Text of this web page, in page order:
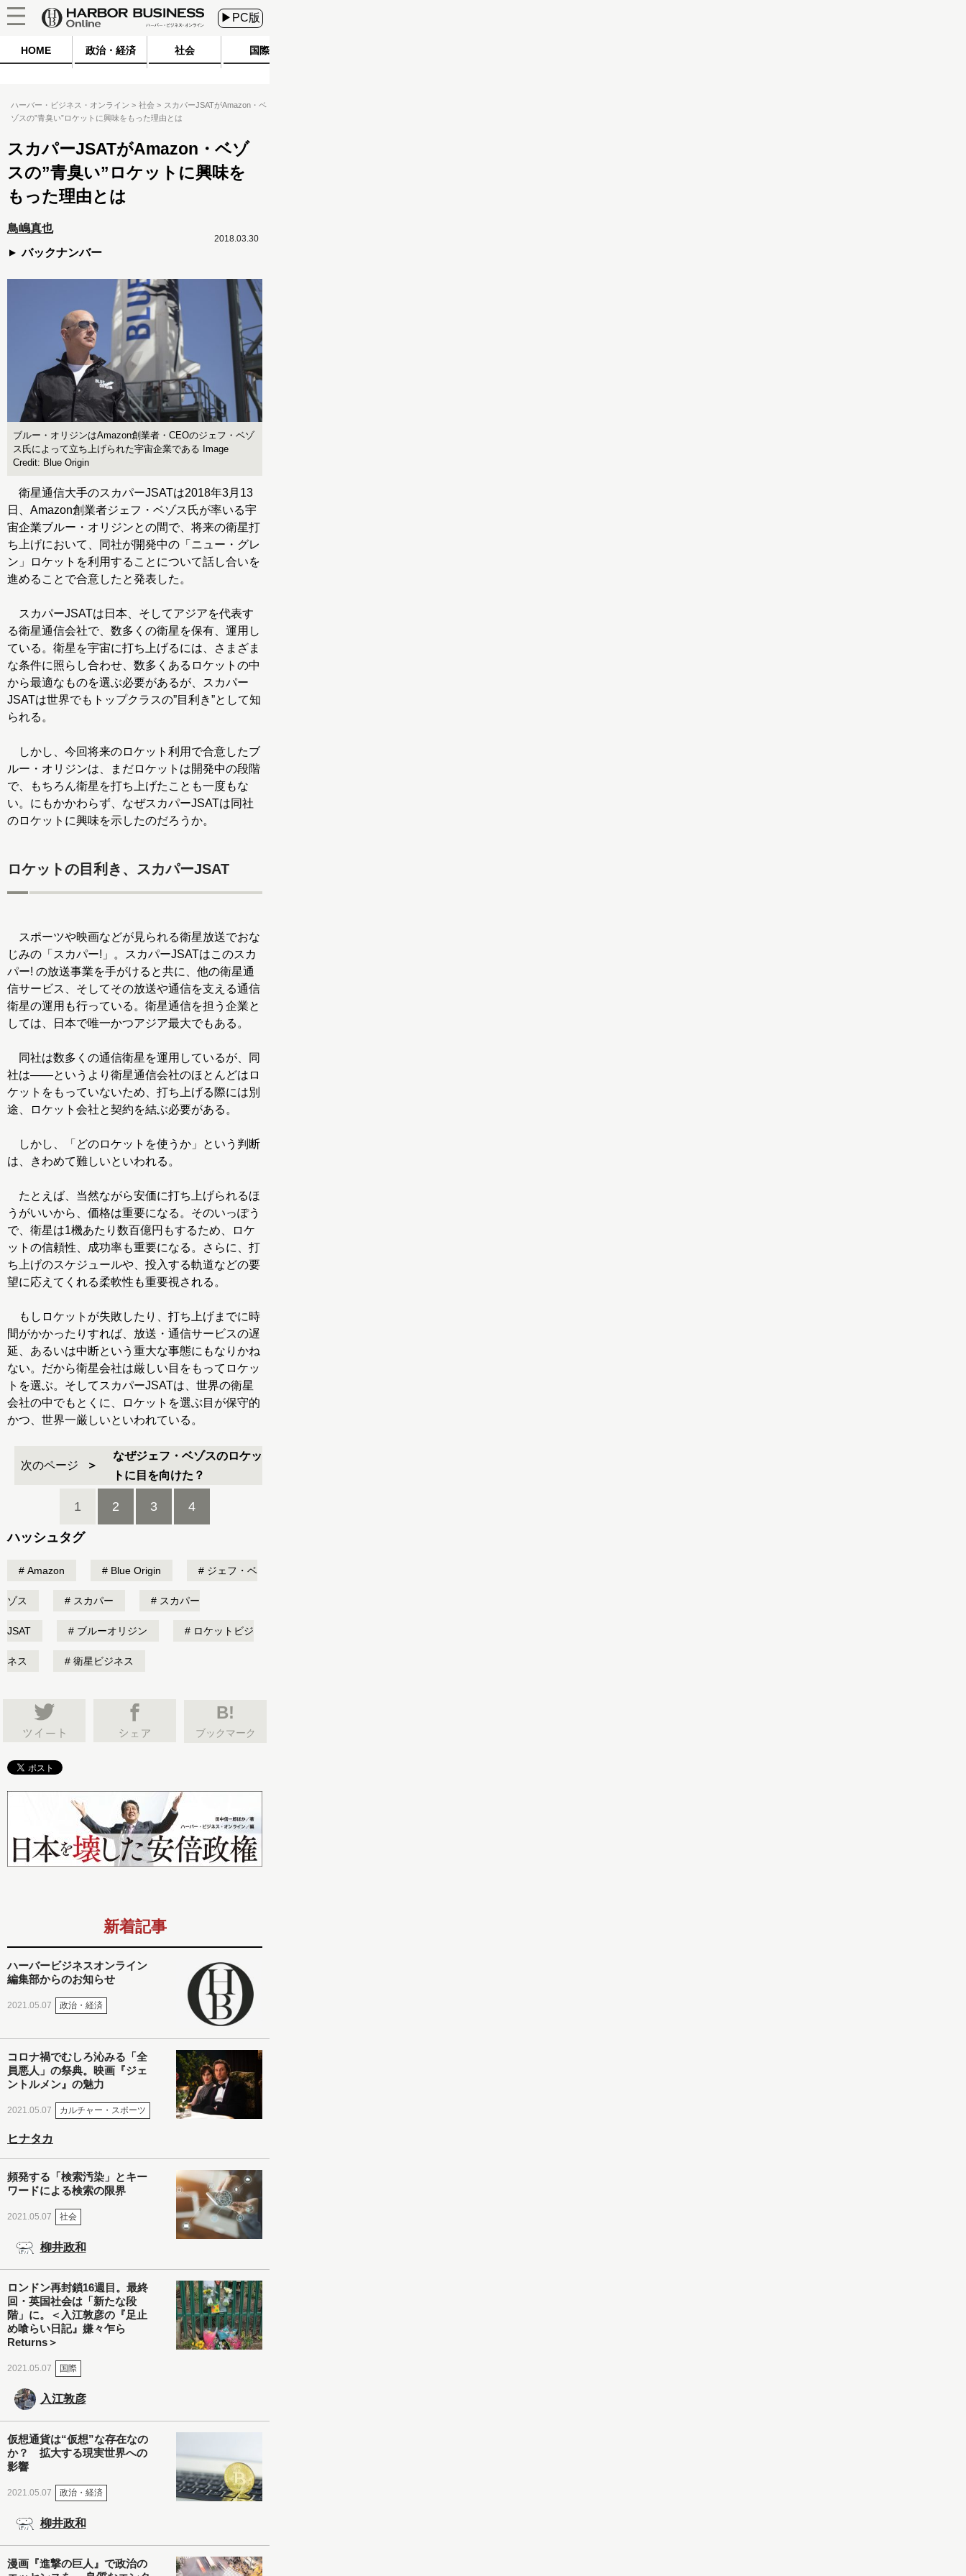
▶PC版
HOME 政治・経済 社会 国際
ハーバー・ビジネス・オンライン 社会
スカパーJSATがAmazon・ベ
ゾスの”青臭い”ロケットに興味をもった理由とは
スカパーJSATがAmazon・ベゾ
スの”青臭い”ロケットに興味を
もった理由とは
鳥嶋真也
バックナンバー
2018.03.30
ブルー・オリジンはAmazon創業者・CEOのジェフ・ベゾ
ス氏によって立ち上げられた宇宙企業である Image
Credit: Blue Origin
衛星通信大手のスカパーJSATは2018年3月13
日、Amazon創業者ジェフ・ベゾス氏が率いる宇
宙企業ブルー・オリジンとの間で、将来の衛星打
ち上げにおいて、同社が開発中の「ニュー・グレ
ン」ロケットを利用することについて話し合いを
進めることで合意したと発表した。
スカパーJSATは日本、そしてアジアを代表す
る衛星通信会社で、数多くの衛星を保有、運用し
ている。衛星を宇宙に打ち上げるには、さまざま
な条件に照らし合わせ、数多くあるロケットの中
から最適なものを選ぶ必要があるが、スカパー
JSATは世界でもトップクラスの”目利き”として知
られる。
しかし、今回将来のロケット利用で合意したブ
ルー・オリジンは、まだロケットは開発中の段階
で、もちろん衛星を打ち上げたことも一度もな
い。にもかかわらず、なぜスカパーJSATは同社
のロケットに興味を示したのだろうか。
ロケットの目利き、スカパーJSAT
スポーツや映画などが見られる衛星放送でおな
じみの「スカパー!」。スカパーJSATはこのスカ
パー! の放送事業を手がけると共に、他の衛星通
信サービス、そしてその放送や通信を支える通信
衛星の運用も行っている。衛星通信を担う企業と
しては、日本で唯一かつアジア最大でもある。
同社は数多くの通信衛星を運用しているが、同
社は――というより衛星通信会社のほとんどはロ
ケットをもっていないため、打ち上げる際には別
途、ロケット会社と契約を結ぶ必要がある。
しかし、「どのロケットを使うか」という判断
は、きわめて難しいといわれる。
たとえば、当然ながら安価に打ち上げられるほ
うがいいから、価格は重要になる。そのいっぽう
で、衛星は1機あたり数百億円もするため、ロケ
ットの信頼性、成功率も重要になる。さらに、打
ち上げのスケジュールや、投入する軌道などの要
望に応えてくれる柔軟性も重要視される。
もしロケットが失敗したり、打ち上げまでに時
間がかかったりすれば、放送・通信サービスの遅
延、あるいは中断という重大な事態にもなりかね
ない。だから衛星会社は厳しい目をもってロケッ
トを選ぶ。そしてスカパーJSATは、世界の衛星
会社の中でもとくに、ロケットを選ぶ目が保守的
かつ、世界一厳しいといわれている。
次のページ
なぜジェフ・ベゾスのロケッ
トに目を向けた？
1 2 3 4
ハッシュタグ
Amazon Blue Origin ジェフ・ベ
ゾス スカパー スカパー
JSAT ブルーオリジン ロケットビジ
ネス 衛星ビジネス
B!
ブックマーク
新着記事
ハーバービジネスオンライン
編集部からのお知らせ
2021.05.07 政治・経済
コロナ禍でむしろ沁みる「全
員悪人」の祭典。映画『ジェ
ントルメン』の魅力
2021.05.07 カルチャー・スポーツ
ヒナタカ
頻発する「検索汚染」とキー
ワードによる検索の限界
2021.05.07 社会
柳井政和
ロンドン再封鎖16週目。最終
回・英国社会は「新たな段
階」に。＜入江敦彦の『足止
め喰らい日記』嫌々乍ら
Returns＞
2021.05.07 国際
入江敦彦
仮想通貨は“仮想”な存在なの
か？ 拡大する現実世界への
影響
2021.05.07 政治・経済
柳井政和
漫画『進撃の巨人』で政治の